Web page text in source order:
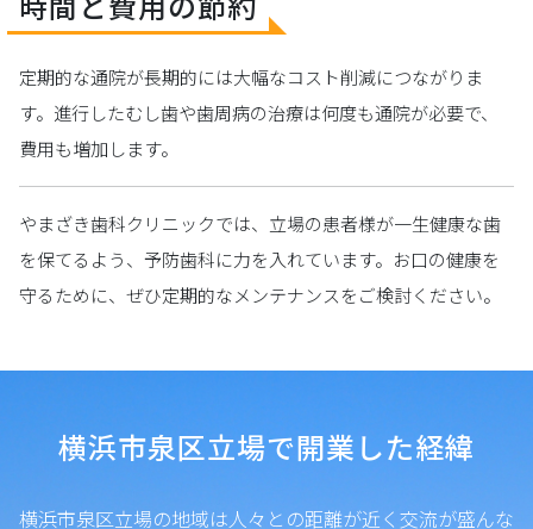
定期的な通院が長期的には大幅なコスト削減につながりま
す。進行したむし歯や歯周病の治療は何度も通院が必要で、
費用も増加します。
やまざき歯科クリニックでは、立場の患者様が一生健康な歯
を保てるよう、予防歯科に力を入れています。お口の健康を
守るために、ぜひ定期的なメンテナンスをご検討ください。
横浜市泉区立場で開業した経緯
横浜市泉区立場の地域は人々との距離が近く交流が盛んな